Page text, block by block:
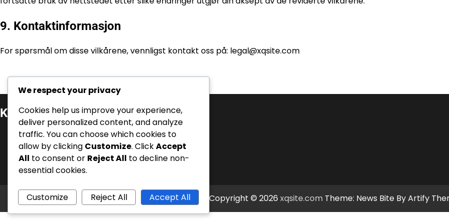
9. Kontaktinformasjon
For spørsmål om disse vilkårene, vennligst kontakt oss på: legal@xqsite.com
Kategorier
Event Quest Premierer
Pakkekodeinnløsninger
Tavern Pass Bonuser
Copyright © 2026 xqsite.com Theme: News Bite ByArtify
We respect your privacy
Cookies help us improve your experience,
deliver personalized content, and analyze
traffic. You can choose which cookies to
allow by clicking Customize. ClickAccept
All to consent or Reject All to decline non-
essential cookies.
Customize Reject All Accept All